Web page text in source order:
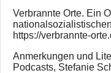
Verbrannte Orte. Ein
https://verbrannte-
Anmerkungen und
Podcasts, Stefanie